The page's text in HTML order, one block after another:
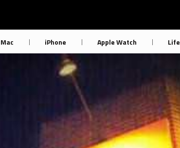
Mac iPhone Apple Watch Life